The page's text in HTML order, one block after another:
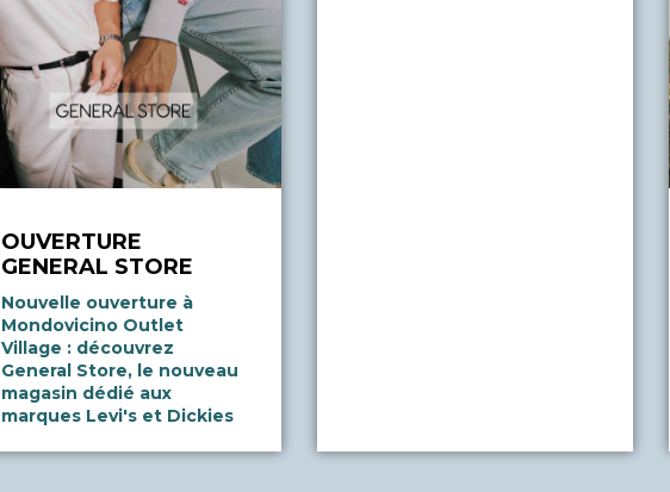
OUVERTURE
GENERAL STORE
Nouvelle ouverture à
Mondovicino Outlet
Village : découvrez
General Store, le nouveau
magasin dédié aux
marques Levi's et Dickies